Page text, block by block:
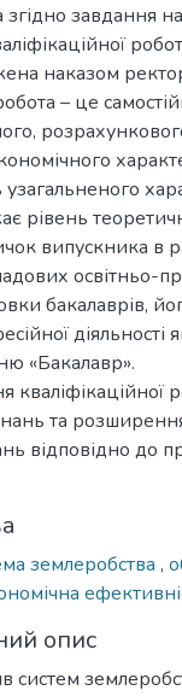
завдання
наказом
– це
рівень
випускника в
освітньо-
бакалаврів,
діяльності
«Бакалавр».
та
відповідно до
землеробства ,
опис
систем